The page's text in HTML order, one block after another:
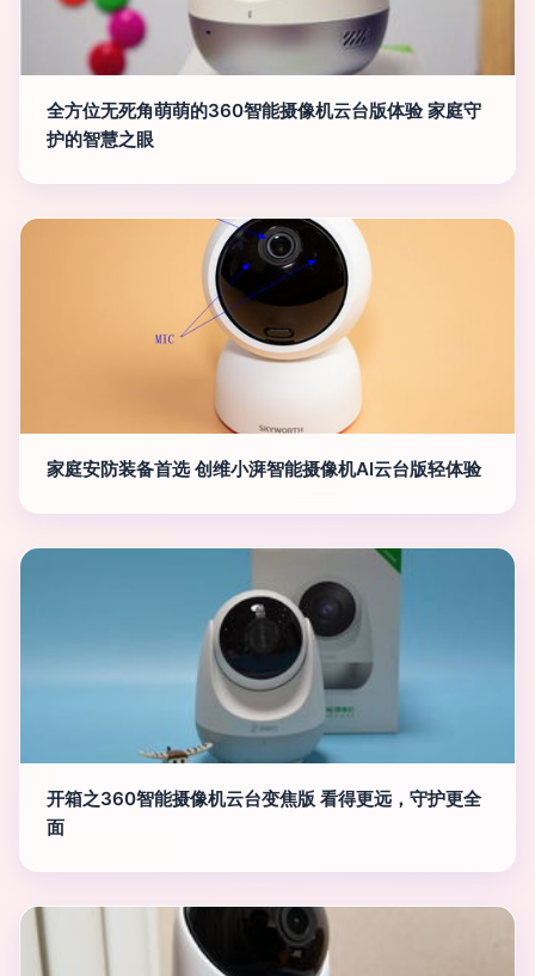
全方位无死角萌萌的360智能摄像机云台版体验 家庭守
护的智慧之眼
家庭安防装备首选 创维小湃智能摄像机AI云台版轻体验
开箱之360智能摄像机云台变焦版 看得更远，守护更全
面